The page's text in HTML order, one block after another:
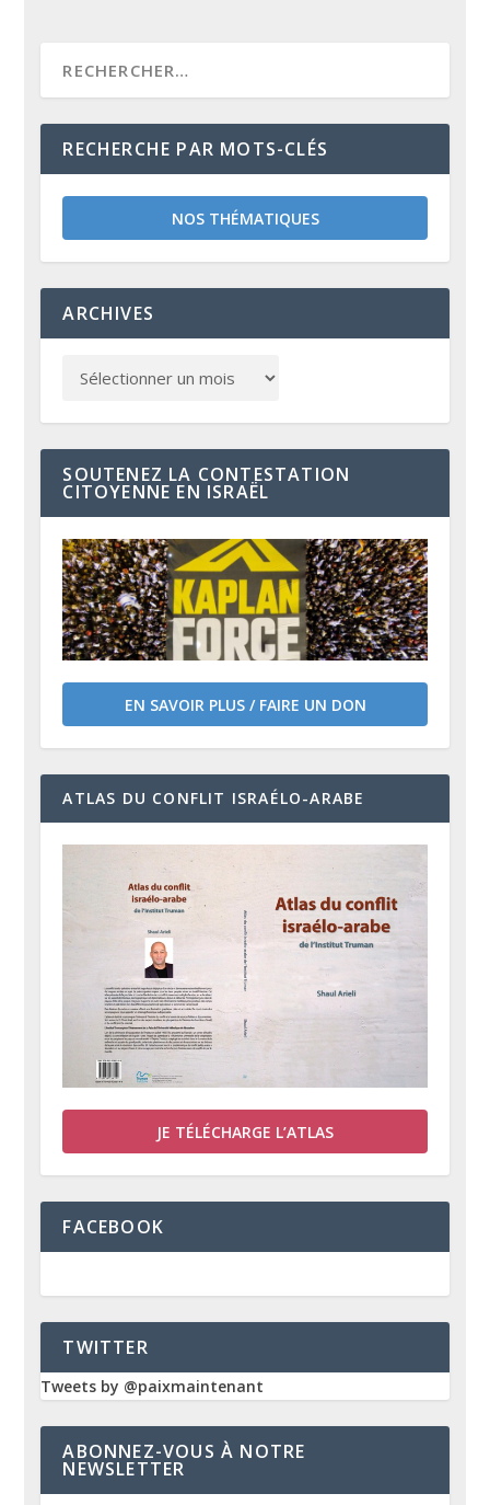
RECHERCHE PAR MOTS-CLÉS
NOS THÉMATIQUES
ARCHIVES
SOUTENEZ LA CONTESTATION
CITOYENNE EN ISRAËL
EN SAVOIR PLUS / FAIRE UN DON
ATLAS DU CONFLIT ISRAÉLO-ARABE
JE TÉLÉCHARGE L’ATLAS
FACEBOOK
TWITTER
Tweets by @paixmaintenant
ABONNEZ-VOUS À NOTRE
NEWSLETTER